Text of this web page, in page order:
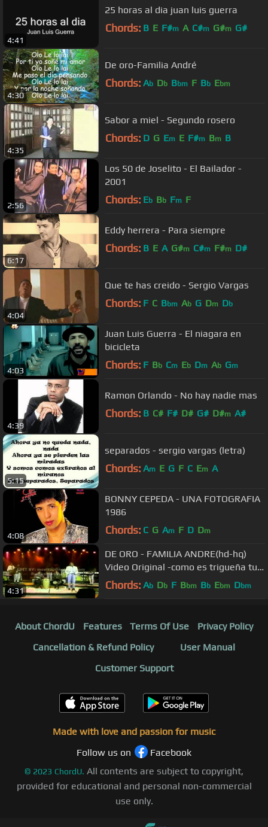
4:41
25 horas al dia juan luis guerra
Chords: B E F#m A C#m G#m G#
4:30
De oro-Familia André
Chords: Ab Db Bbm F Bb Ebm
4:35
Sabor a miel - Segundo rosero
Chords: D G Em E F#m Bm B
2:56
Los 50 de Joselito - El Bailador -
2001
Chords: Eb Bb Fm F
6:17
Eddy herrera - Para siempre
Chords: B E A G#m C#m F#m D#
4:04
Que te has creido - Sergio Vargas
Chords: F C Bbm Ab G Dm Db
4:03
Juan Luis Guerra - El niagara en
bicicleta
Chords: F Bb Cm Eb Dm Ab Gm
4:39
Ramon Orlando - No hay nadie mas
Chords: B C# F# D# G# D#m A#
5:15
separados - sergio vargas (letra)
Chords: Am E G F C Em A
4:08
BONNY CEPEDA - UNA FOTOGRAFIA
1986
Chords: C G Am F D Dm
4:31
DE ORO - FAMILIA ANDRE(hd-hq)
Video Original -como es trigueña tu
piel-
Chords: Ab Db F Bbm Bb Ebm Dbm
About ChordU Features Terms Of Use
Privacy Policy
Cancellation & Refund Policy
User Manual
Customer Support
Made with love and passion for music
Follow us on
Facebook
© 2023 ChordU. All contents are subject to copyright,
provided for educational and personal non-commercial
use only.